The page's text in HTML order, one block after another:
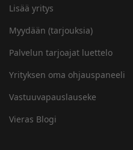
Lisää yritys
Myydään (tarjouksia)
Palvelun tarjoajat luettelo
Yrityksen oma ohjauspaneeli
Vastuuvapauslauseke
Vieras Blogi